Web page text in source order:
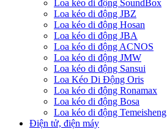
Loa kéo di động SoundBox
Loa kéo di động JBZ
Loa kéo di động Hosan
Loa kéo di động JBA
Loa kéo di động ACNOS
Loa kéo di động JMW
Loa kéo di động Sansui
Loa Kéo Di Động Oris
Loa kéo di động Ronamax
Loa kéo di động Bosa
Loa kéo di động Temeisheng
Điện tử, điện máy